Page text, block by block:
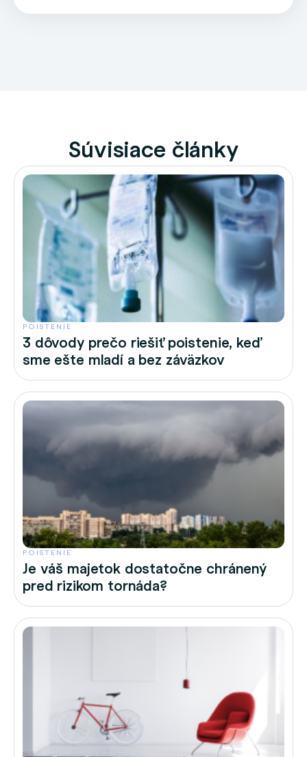
Súvisiace články
POISTENIE
3 dôvody prečo riešiť poistenie, keď
sme ešte mladí a bez záväzkov
POISTENIE
Je váš majetok dostatočne chránený
pred rizikom tornáda?